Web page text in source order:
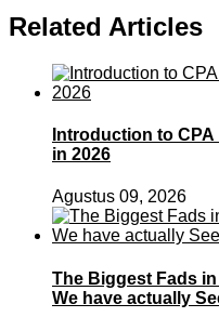
Related Articles
Introduction to
in 2026
Agustus 09, 2026
The Biggest Fads
We have actually